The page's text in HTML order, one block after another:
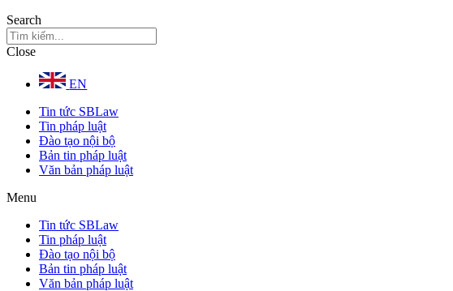
Search
Close
EN
Tin tức SBLaw
Tin pháp luật
Đào tạo nội bộ
Bản tin pháp luật
Văn bản pháp luật
Menu
Tin tức SBLaw
Tin pháp luật
Đào tạo nội bộ
Bản tin pháp luật
Văn bản pháp luật